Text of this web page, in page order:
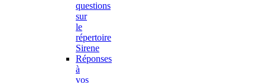
questions
sur
le
répertoire
Sirene
Réponses
à
vos